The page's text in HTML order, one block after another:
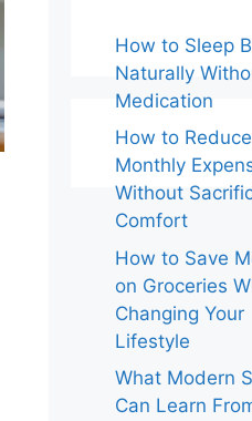
How to Sleep
Naturally
Medication
How to Reduce
Monthly
Without
Comfort
How to Save
on Groceries
Changing Your
Lifestyle
What Modern
Can Learn